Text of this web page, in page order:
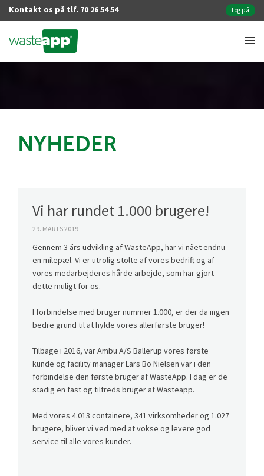
Kontakt os på tlf. 70 26 54 54 Log på
NYHEDER
Vi har rundet 1.000 brugere!
29. MARTS 2019
Gennem 3 års udvikling af WasteApp, har vi nået endnu
en milepæl. Vi er utrolig stolte af vores bedrift og af
vores medarbejderes hårde arbejde, som har gjort
dette muligt for os.
I forbindelse med bruger nummer 1.000, er der da ingen
bedre grund til at hylde vores allerførste bruger!
Tilbage i 2016, var Ambu A/S Ballerup vores første
kunde og facility manager Lars Bo Nielsen var i den
forbindelse den første bruger af WasteApp. I dag er de
stadig en fast og tilfreds bruger af Wasteapp.
Med vores 4.013 containere, 341 virksomheder og 1.027
brugere, bliver vi ved med at vokse og levere god
service til alle vores kunder.